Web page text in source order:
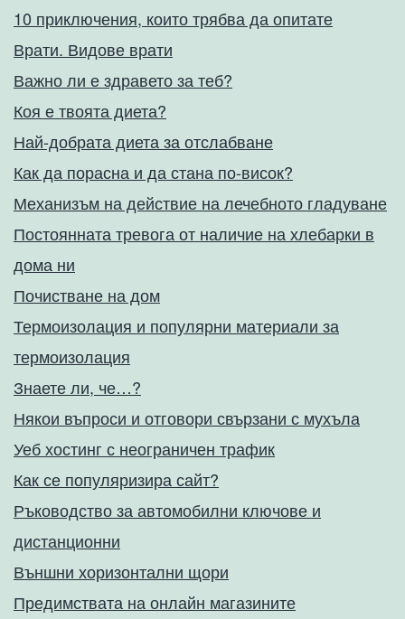
10 приключения, които трябва да опитате
Врати. Видове врати
Важно ли е здравето за теб?
Коя е твоята диета?
Най-добрата диета за отслабване
Как да порасна и да стана по-висок?
Механизъм на действие на лечебното гладуване
Постоянната тревога от наличие на хлебарки в
дома ни
Почистване на дом
Термоизолация и популярни материали за
термоизолация
Знаете ли, че…?
Някои въпроси и отговори свързани с мухъла
Уеб хостинг с неограничен трафик
Как се популяризира сайт?
Ръководство за автомобилни ключове и
дистанционни
Външни хоризонтални щори
Предимствата на онлайн магазините